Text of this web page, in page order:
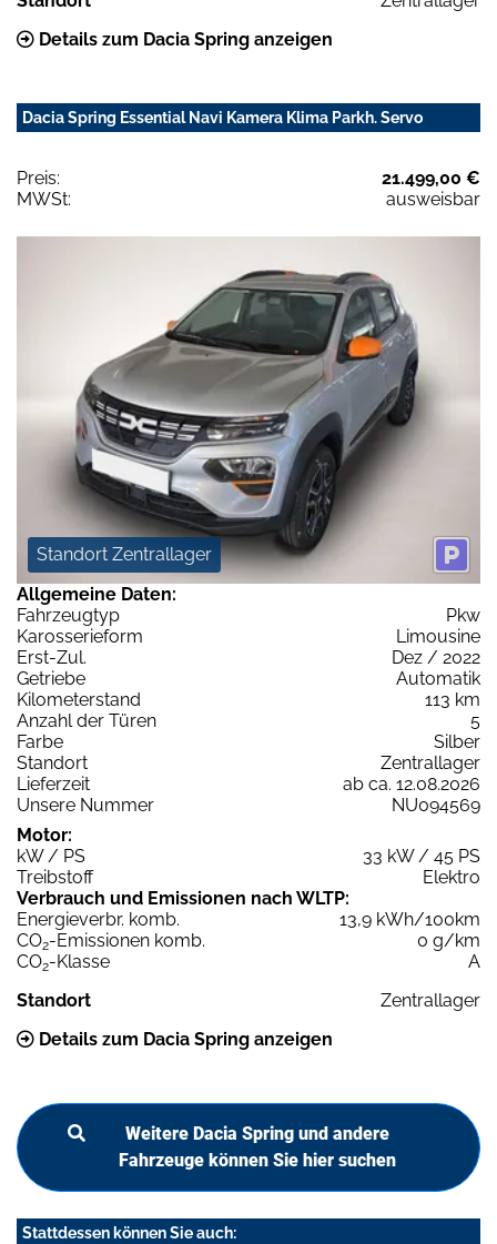
Details zum Dacia Spring anzeigen
Dacia Spring Essential Navi Kamera Klima Parkh. Servo
Preis:
21.499,00 €
MWSt:
ausweisbar
Standort Zentrallager
Allgemeine Daten:
Fahrzeugtyp
Pkw
Karosserieform
Limousine
Erst-Zul.
Dez / 2022
Getriebe
Automatik
Kilometerstand
113 km
Anzahl der Türen
5
Farbe
Silber
Standort
Zentrallager
Lieferzeit
ab ca. 12.08.2026
Unsere Nummer
NU094569
Motor:
kW / PS
33 kW / 45 PS
Treibstoff
Elektro
Verbrauch und Emissionen nach WLTP:
Energieverbr. komb.
13,9 kWh/100km
CO2-Emissionen komb.
0 g/km
CO2-Klasse
A
Standort
Zentrallager
Details zum Dacia Spring anzeigen
Weitere Dacia Spring und andere
Fahrzeuge können Sie hier suchen
Stattdessen können Sie auch: